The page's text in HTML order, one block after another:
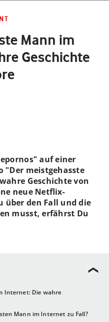
Mann im
Geschichte
Internet: Die wahre
Mann im Internet zu Fall?
auf einer
"Der meistgehasste
Geschichte von
neue Netflix-
über den Fall und die
musst, erfährst Du